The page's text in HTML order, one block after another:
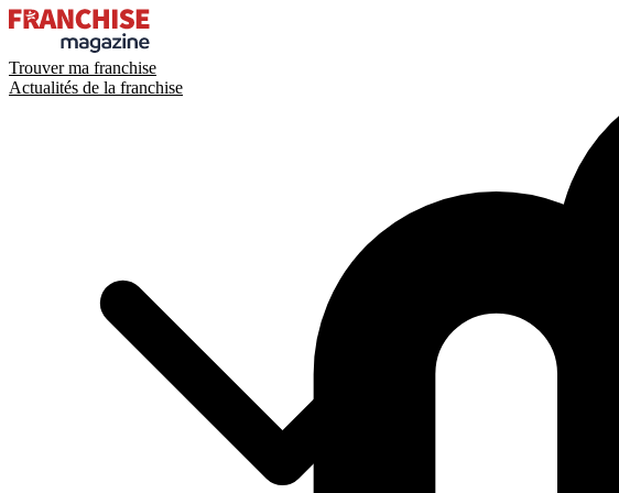
Trouver ma franchise
Actualités de la franchise